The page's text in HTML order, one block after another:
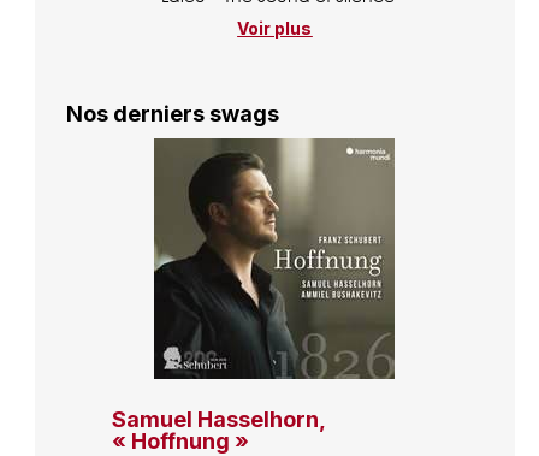
Voir plus
Nos derniers swags
Samuel Hasselhorn,
« Hoffnung »